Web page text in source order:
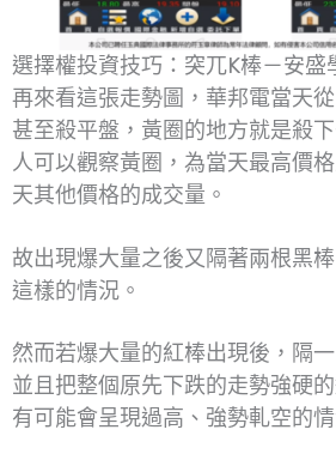
選擇權投資技巧：突兀K棒－安盛
再來看這張走勢圖，華邦電當天從
甚至殺平盤，黃圈的地方就是殺
人可以觀察黃圈，為當天最高價
天其他價格的成交量。
故出現爆大量之後又隔著兩根黑
這樣的情況。
然而若爆大量的紅棒出現後，隔
並且把整個原先下跌的走勢強硬
有可能會呈現過高、強勢軋空的情